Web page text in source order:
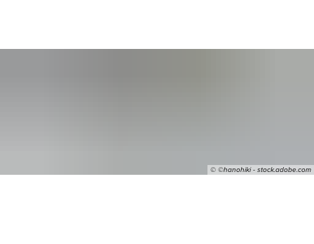
© ©hanohiki - stock.adobe.com